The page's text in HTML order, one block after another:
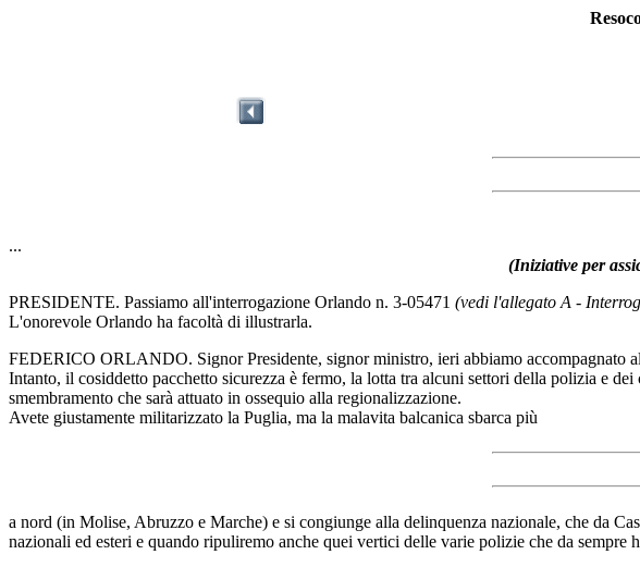
...
(Iniziative per
PRESIDENTE. Passiamo all'interrogazione Orlando n. 3-05471 (vedi l'allegato A -
L'onorevole Orlando ha facoltà di illustrarla.
FEDERICO ORLANDO. Signor Presidente, signor ministro, ieri abbiamo accompagnato
Intanto, il cosiddetto pacchetto sicurezza è fermo, la lotta tra alcuni settori della polizia e
smembramento che sarà attuato in ossequio alla regionalizzazione.
Avete giustamente militarizzato la Puglia, ma la malavita balcanica sbarca più
a nord (in Molise, Abruzzo e Marche) e si congiunge alla delinquenza nazionale, che da
nazionali ed esteri e quando ripuliremo anche quei vertici delle varie polizie che da